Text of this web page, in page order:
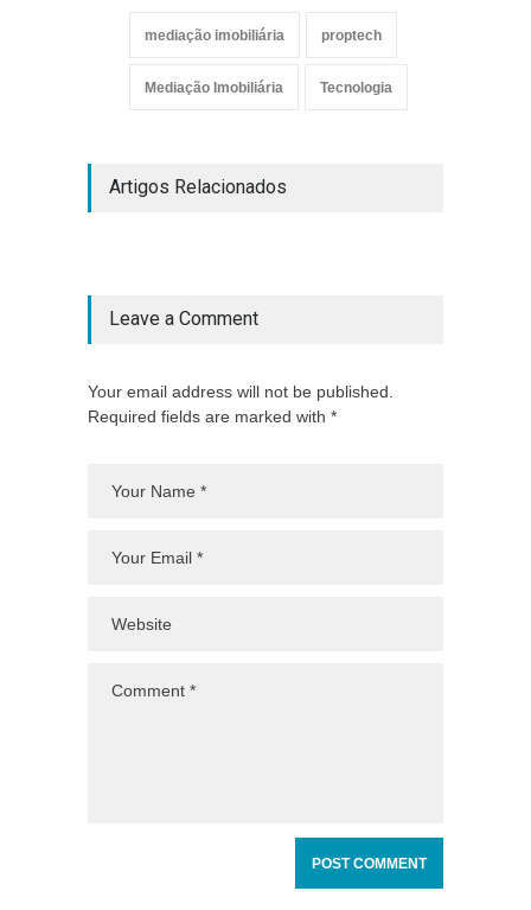
mediação imobiliária proptech
Mediação Imobiliária Tecnologia
Artigos Relacionados
Leave a Comment
Your email address will not be published.
Required fields are marked with *